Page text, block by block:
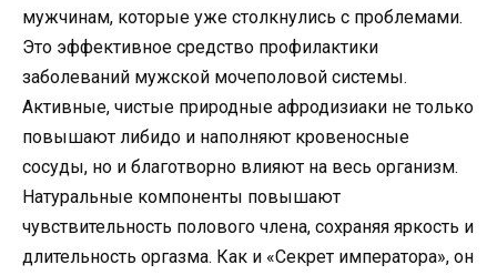
мужчинам, которые уже столкнулись с проблемами.
Это эффективное средство профилактики
заболеваний мужской мочеполовой системы.
Активные, чистые природные афродизиаки не только
повышают либидо и наполняют кровеносные
сосуды, но и благотворно влияют на весь организм.
Натуральные компоненты повышают
чувствительность полового члена, сохраняя яркость и
длительность оргазма. Как и «Секрет императора», он